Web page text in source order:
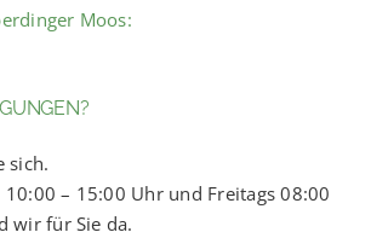
Moos:
sich.
– 15:00 Uhr und Freitags 08:00
wir für Sie da.